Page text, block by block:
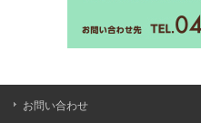
お問い合わせ